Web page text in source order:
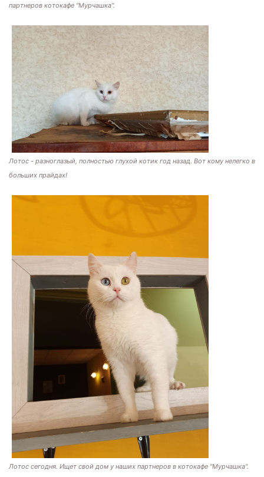
партнеров котокафе "Мурчашка".
Лотос - разноглазый, полностью глухой котик год назад. Вот кому нелегко в
больших прайдах!
Лотос сегодня. Ищет свой дом у наших партнеров в котокафе "Мурчашка".